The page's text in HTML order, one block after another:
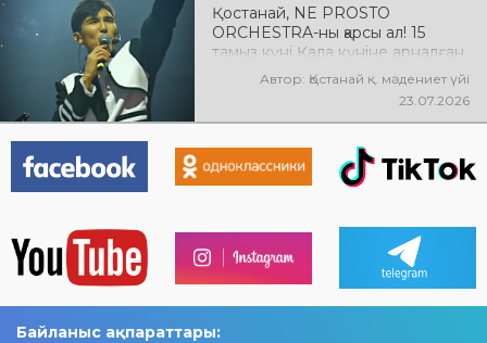
Қостанай, NE PROSTO
ORCHESTRA-ны қарсы ал! 15
тамыз күні Қала күніне арналған
мерекелік концертте NE
PROSTO ORCHESTRA өнер
көрсетеді! @ne_prosto_orchestra
Автор: Қостанай қ. мәдениет үйі
23.07.2026
Байланыс ақпараттары: